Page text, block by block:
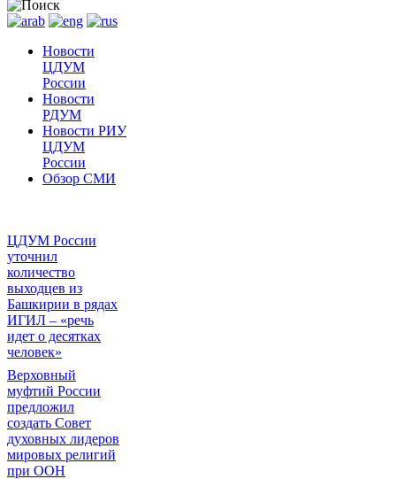
Новости
ЦДУМ
России
Новости
РДУМ
Новости РИУ
ЦДУМ
России
Обзор СМИ
ЦДУМ России
уточнил
количество
выходцев из
Башкирии в рядах
ИГИЛ – «речь
идет о десятках
человек»
Верховный
муфтий России
предложил
создать Совет
духовных лидеров
мировых религий
при ООН